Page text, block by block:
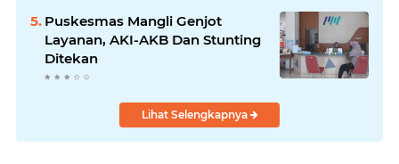
Puskesmas Mangli Genjot
Layanan, AKI-AKB Dan Stunting
Ditekan
Lihat Selengkapnya